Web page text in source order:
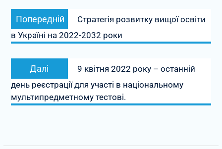
Навігація
записів
Попередній
Попередній
запис:
Стратегія розвитку вищої освіти
в Україні на 2022-2032 роки
Далі
Наступний
запис:
9 квітня 2022 року – останній
день реєстрації для участі в національному
мультипредметному тестові.